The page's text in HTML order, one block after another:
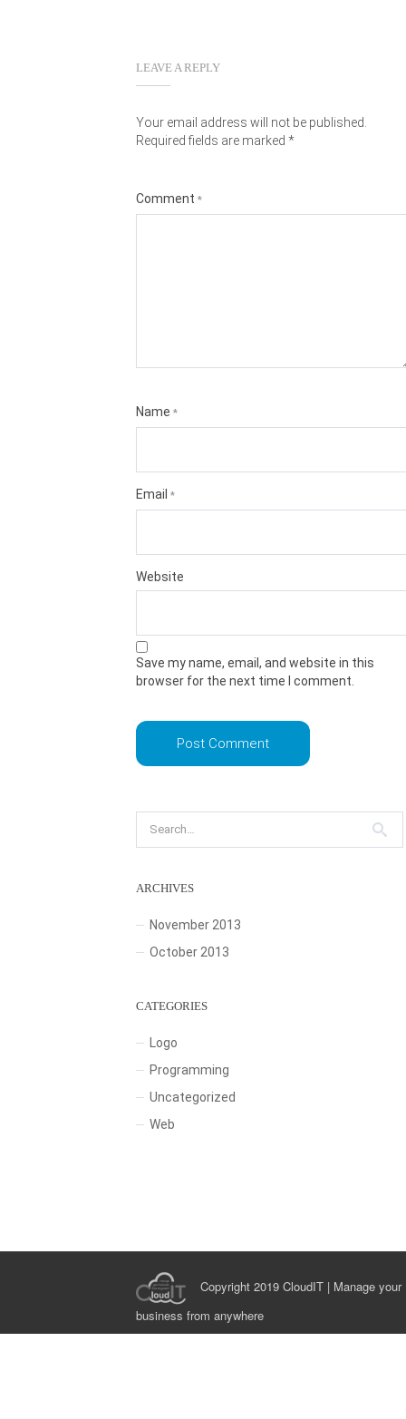
LEAVE A REPLY
Your email address will not be published.
Required fields are marked *
Comment *
Name *
Email *
Website
Save my name, email, and website in this
browser for the next time I comment.
ARCHIVES
November 2013
October 2013
CATEGORIES
Logo
Programming
Uncategorized
Web
Copyright 2019 CloudIT | Manage your
business from anywhere